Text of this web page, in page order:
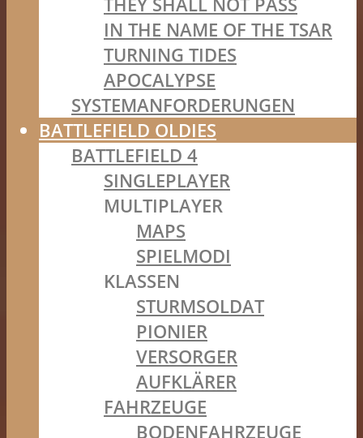
IN THE NAME OF THE TSAR
TURNING TIDES
APOCALYPSE
SYSTEMANFORDERUNGEN
BATTLEFIELD OLDIES
BATTLEFIELD 4
SINGLEPLAYER
MULTIPLAYER
MAPS
SPIELMODI
KLASSEN
STURMSOLDAT
PIONIER
VERSORGER
AUFKLÄRER
FAHRZEUGE
BODENFAHRZEUGE